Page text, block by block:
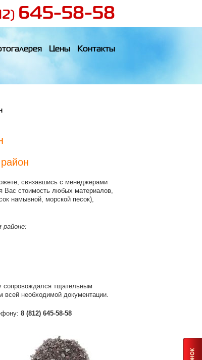
645-58-58
Цены Контакты
связавшись с менеджерами
Вас стоимость любых материалов,
намывной, морской песок),
районе:
сопровождался тщательным
необходимой документации.
8 (812) 645-58-58